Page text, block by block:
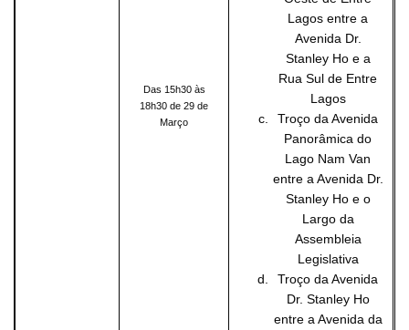
Das 15h30 às
18h30 de 29 de
Março
Lagos entre a
Avenida Dr.
Stanley Ho e a
Rua Sul de Entre
Lagos
Troço da Avenida
Panorâmica do
Lago Nam Van
entre a Avenida Dr.
Stanley Ho e o
Largo da
Assembleia
Legislativa
Troço da Avenida
Dr. Stanley Ho
entre a Avenida da